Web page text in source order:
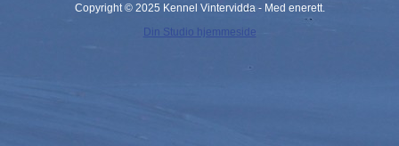
Copyright © 2025 Kennel Vintervidda - Med enerett.
Din Studio hjemmeside